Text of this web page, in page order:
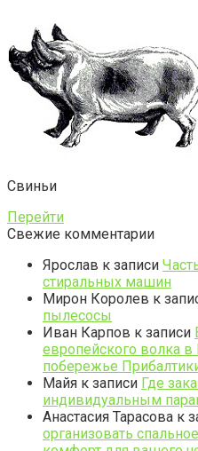
Свиньи
Перейти
Свежие комментарии
Ярослав к записи
стиральных машин
Мирон Королев к
пылесосы
Иван Карпов к записи
европейского волка в
побережье
Майя к записи Где
индивидуальным
Анастасия Тарасова к
организовать